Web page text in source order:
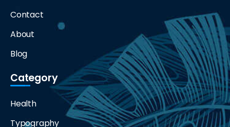
Contact
About
Blog
Category
Health
Typography